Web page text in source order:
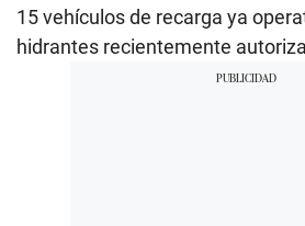
15 vehículos de recarga ya
hidrantes recientemente